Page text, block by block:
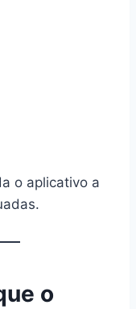
o aplicativo a
o